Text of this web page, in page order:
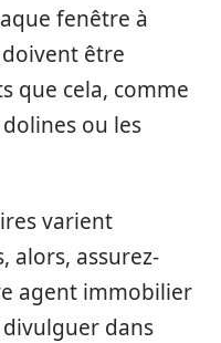
fenêtre à
doivent être
que cela, comme
ou les
varient
alors, assurez-
agent immobilier
dans